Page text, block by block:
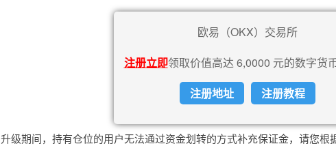
欧易（OKX）交易所
注册立即领取价值高达 6,0000 元的数字货
注册地址
注册教程
升级期间，持有仓位的用户无法通过资金划转的方式补充保证金，请您根